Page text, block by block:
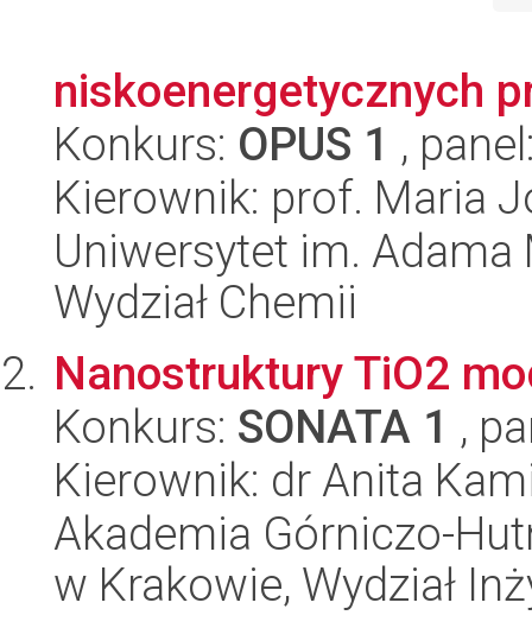
niskoenergetycznych
Konkurs: OPUS 1 ,
Kierownik: prof. Maria
Uniwersytet im.
Wydział Chemii
Nanostruktury TiO2
Konkurs: SONATA 1 ,
Kierownik: dr Anita
Akademia Górniczo-
w Krakowie, Wydział